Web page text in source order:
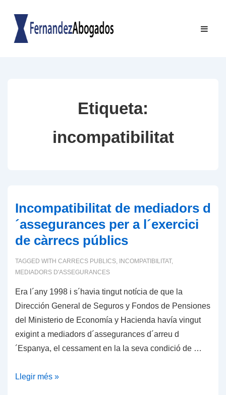
Salta
Etiqueta:
incompatibilitat
Incompatibilitat de mediadors d
´assegurances per a l´exercici
de càrrecs públics
TAGGED WITH CARRECS PUBLICS, INCOMPATIBILITAT,
MEDIADORS D'ASSEGURANCES
Era l´any 1998 i s´havia tingut notícia de que la
Dirección General de Seguros y Fondos de Pensiones
del Ministerio de Economía y Hacienda havía vingut
exigint a mediadors d´assegurances d´arreu d
´Espanya, el cessament en la la seva condició de …
Incompatibilitat
Llegir més »